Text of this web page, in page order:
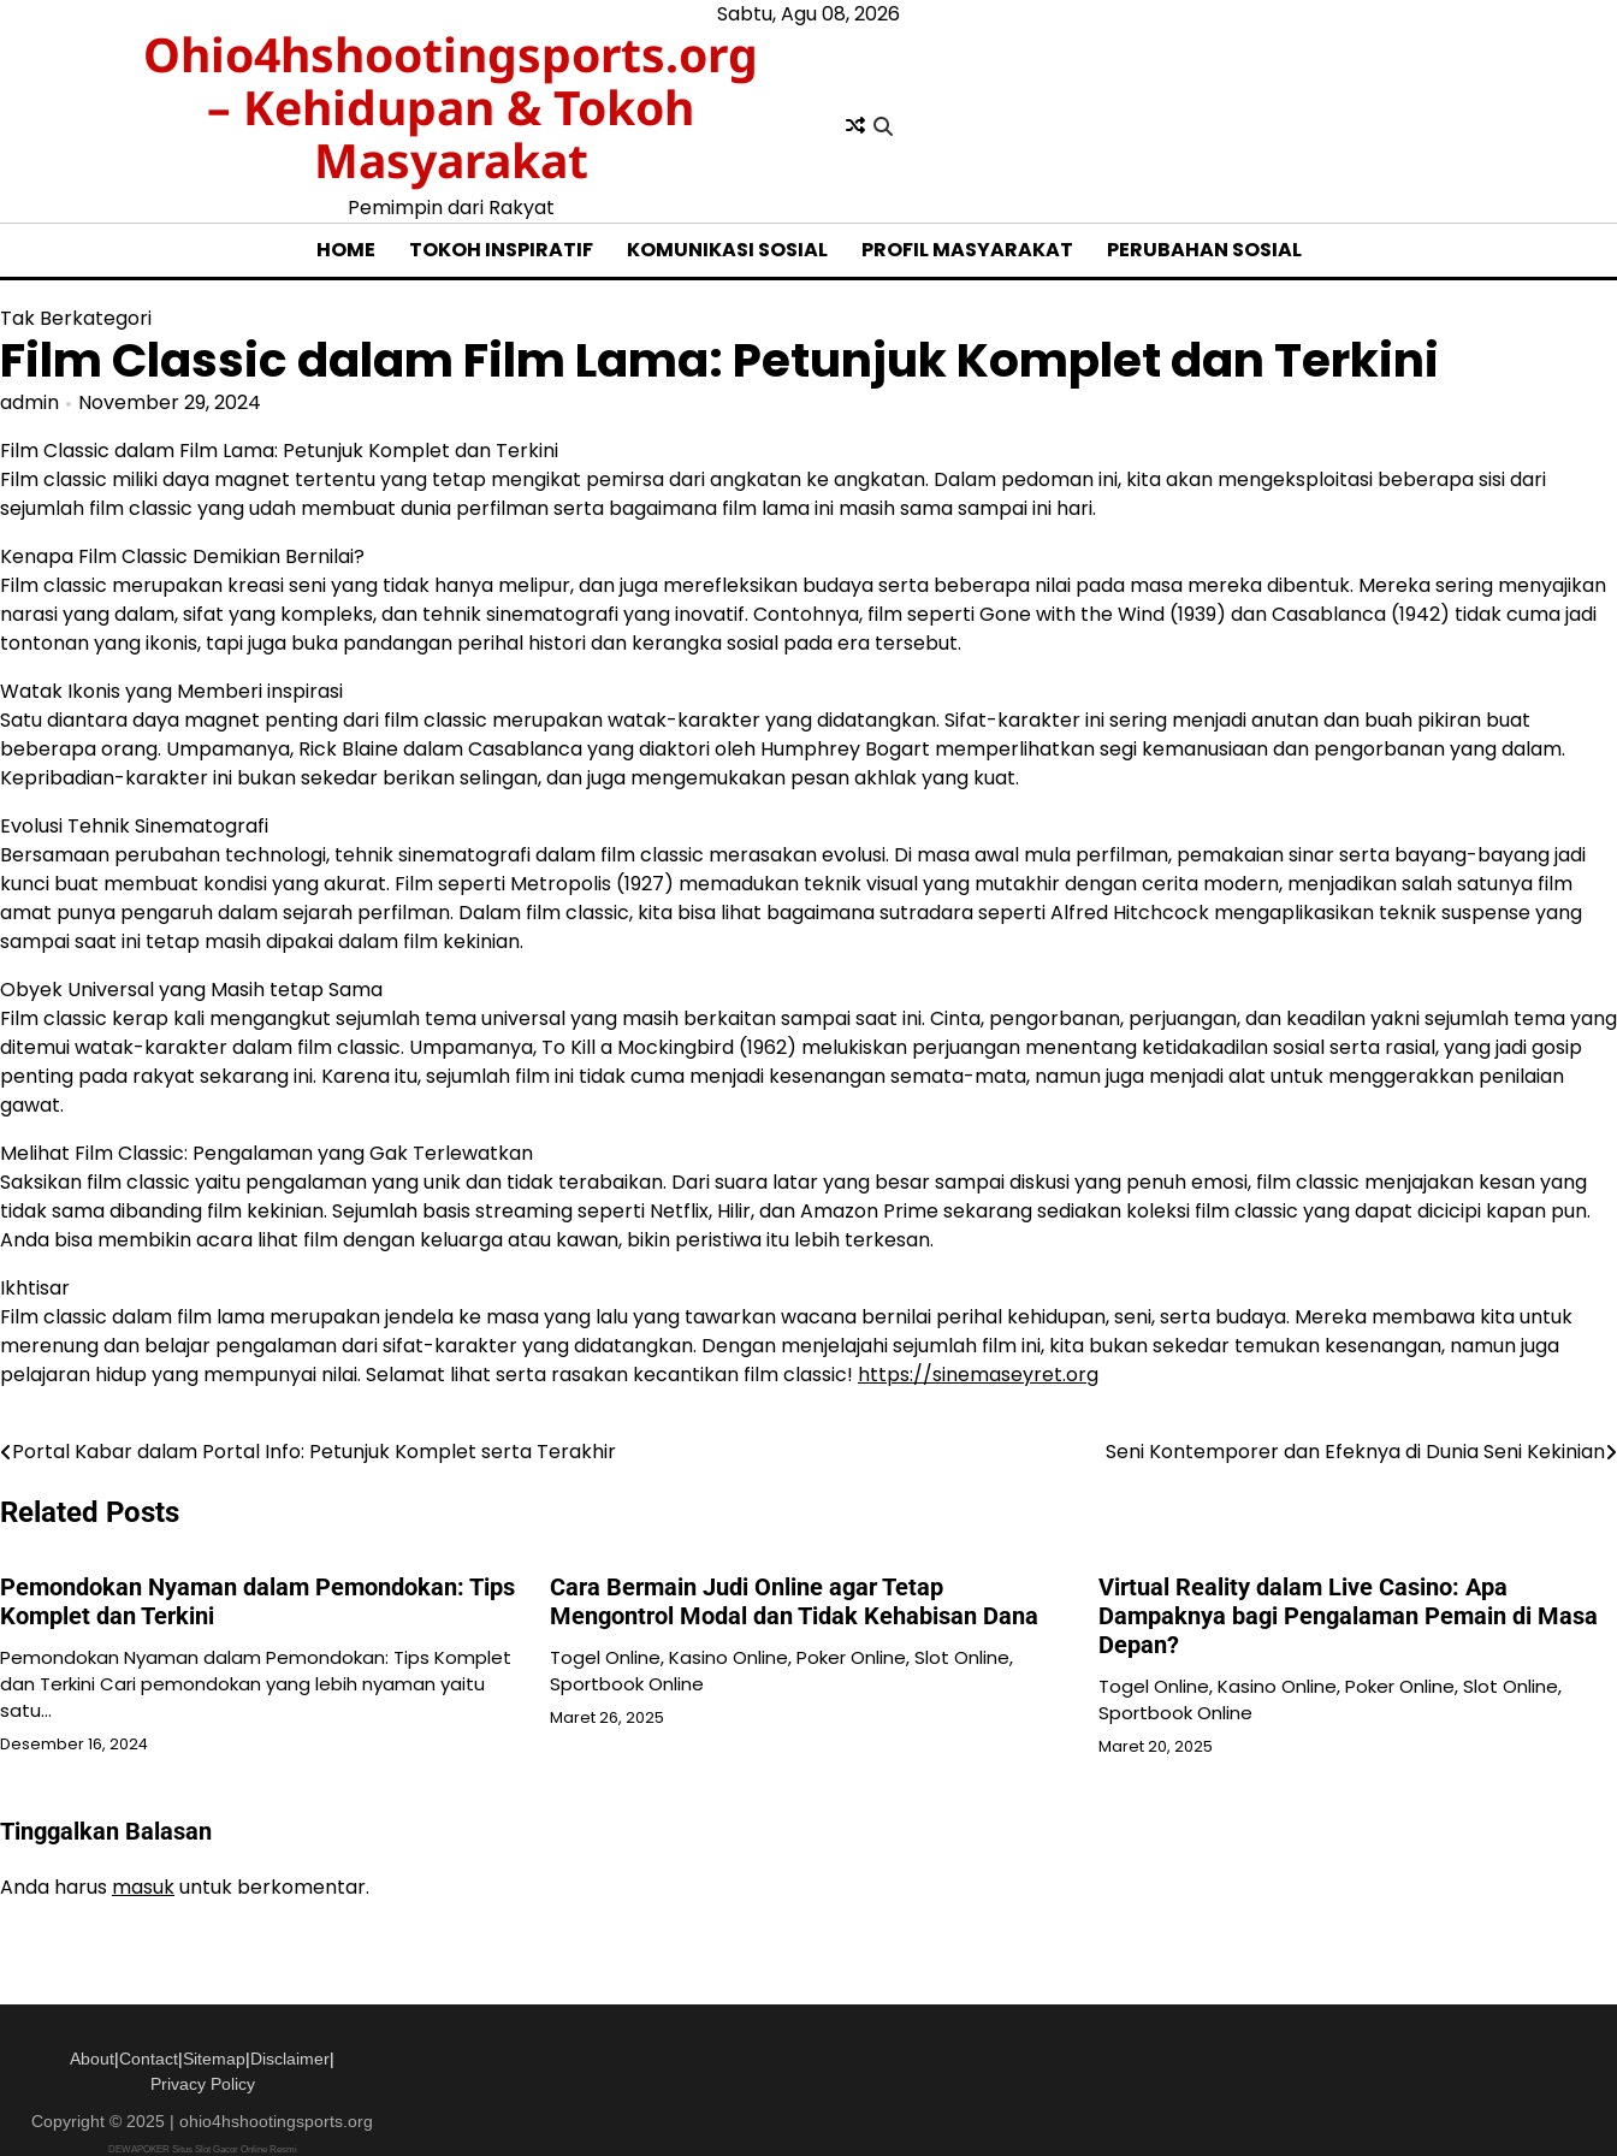
Sabtu, Agu 08, 2026
Ohio4hshootingsports.org
– Kehidupan & Tokoh
Masyarakat
Pemimpin dari Rakyat
HOME
TOKOH INSPIRATIF KOMUNIKASI SOSIAL PROFIL MASYARAKAT PERUBAHAN SOSIAL
Tak Berkategori
Film Classic dalam Film Lama: Petunjuk Komplet dan Terkini
admin
November 29, 2024
Film Classic dalam Film Lama: Petunjuk Komplet dan Terkini
Film classic miliki daya magnet tertentu yang tetap mengikat pemirsa dari angkatan ke angkatan. Dalam pedoman ini, kita akan mengeksploitasi beberapa sisi dari
sejumlah film classic yang udah membuat dunia perfilman serta bagaimana film lama ini masih sama sampai ini hari.
Kenapa Film Classic Demikian Bernilai?
Film classic merupakan kreasi seni yang tidak hanya melipur, dan juga merefleksikan budaya serta beberapa nilai pada masa mereka dibentuk. Mereka sering menyajikan
narasi yang dalam, sifat yang kompleks, dan tehnik sinematografi yang inovatif. Contohnya, film seperti Gone with the Wind (1939) dan Casablanca (1942) tidak cuma jadi
tontonan yang ikonis, tapi juga buka pandangan perihal histori dan kerangka sosial pada era tersebut.
Watak Ikonis yang Memberi inspirasi
Satu diantara daya magnet penting dari film classic merupakan watak-karakter yang didatangkan. Sifat-karakter ini sering menjadi anutan dan buah pikiran buat
beberapa orang. Umpamanya, Rick Blaine dalam Casablanca yang diaktori oleh Humphrey Bogart memperlihatkan segi kemanusiaan dan pengorbanan yang dalam.
Kepribadian-karakter ini bukan sekedar berikan selingan, dan juga mengemukakan pesan akhlak yang kuat.
Evolusi Tehnik Sinematografi
Bersamaan perubahan technologi, tehnik sinematografi dalam film classic merasakan evolusi. Di masa awal mula perfilman, pemakaian sinar serta bayang-bayang jadi
kunci buat membuat kondisi yang akurat. Film seperti Metropolis (1927) memadukan teknik visual yang mutakhir dengan cerita modern, menjadikan salah satunya film
amat punya pengaruh dalam sejarah perfilman. Dalam film classic, kita bisa lihat bagaimana sutradara seperti Alfred Hitchcock mengaplikasikan teknik suspense yang
sampai saat ini tetap masih dipakai dalam film kekinian.
Obyek Universal yang Masih tetap Sama
Film classic kerap kali mengangkut sejumlah tema universal yang masih berkaitan sampai saat ini. Cinta, pengorbanan, perjuangan, dan keadilan yakni sejumlah tema yang
ditemui watak-karakter dalam film classic. Umpamanya, To Kill a Mockingbird (1962) melukiskan perjuangan menentang ketidakadilan sosial serta rasial, yang jadi gosip
penting pada rakyat sekarang ini. Karena itu, sejumlah film ini tidak cuma menjadi kesenangan semata-mata, namun juga menjadi alat untuk menggerakkan penilaian
gawat.
Melihat Film Classic: Pengalaman yang Gak Terlewatkan
Saksikan film classic yaitu pengalaman yang unik dan tidak terabaikan. Dari suara latar yang besar sampai diskusi yang penuh emosi, film classic menjajakan kesan yang
tidak sama dibanding film kekinian. Sejumlah basis streaming seperti Netflix, Hilir, dan Amazon Prime sekarang sediakan koleksi film classic yang dapat dicicipi kapan pun.
Anda bisa membikin acara lihat film dengan keluarga atau kawan, bikin peristiwa itu lebih terkesan.
Ikhtisar
Film classic dalam film lama merupakan jendela ke masa yang lalu yang tawarkan wacana bernilai perihal kehidupan, seni, serta budaya. Mereka membawa kita untuk
merenung dan belajar pengalaman dari sifat-karakter yang didatangkan. Dengan menjelajahi sejumlah film ini, kita bukan sekedar temukan kesenangan, namun juga
pelajaran hidup yang mempunyai nilai. Selamat lihat serta rasakan kecantikan film classic! https://sinemaseyret.org
Navigasi
pos
Portal Kabar dalam Portal Info: Petunjuk Komplet serta Terakhir Seni Kontemporer dan Efeknya di Dunia Seni Kekinian
Related Posts
Pemondokan Nyaman dalam Pemondokan: Tips
Komplet dan Terkini
Pemondokan Nyaman dalam Pemondokan: Tips Komplet
dan Terkini Cari pemondokan yang lebih nyaman yaitu
satu…
Desember 16, 2024
Cara Bermain Judi Online agar Tetap
Mengontrol Modal dan Tidak Kehabisan Dana
Togel Online, Kasino Online, Poker Online, Slot Online,
Sportbook Online
Maret 26, 2025
Virtual Reality dalam Live Casino: Apa
Dampaknya bagi Pengalaman Pemain di Masa
Depan?
Togel Online, Kasino Online, Poker Online, Slot Online,
Sportbook Online
Maret 20, 2025
Tinggalkan Balasan
Anda harus masukuntuk berkomentar.
About|Contact|Sitemap|Disclaimer|
Privacy Policy
Copyright © 2025 | ohio4hshootingsports.org
DEWAPOKER Situs Slot Gacor Online Resmi